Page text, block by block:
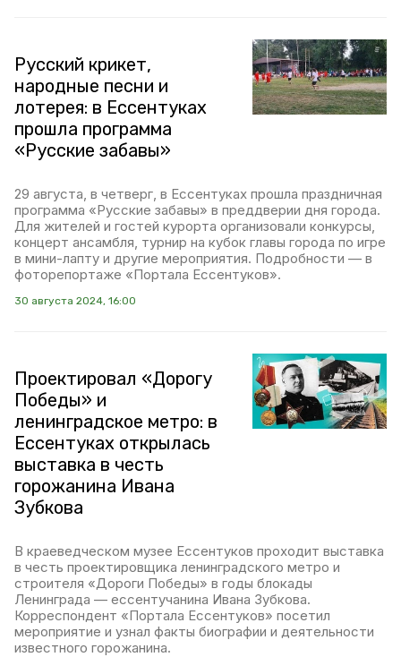
Русский крикет,
народные песни и
лотерея: в Ессентуках
прошла программа
«Русские забавы»
29 августа, в четверг, в Ессентуках прошла праздничная
программа «Русские забавы» в преддверии дня города.
Для жителей и гостей курорта организовали конкурсы,
концерт ансамбля, турнир на кубок главы города по игре
в мини-лапту и другие мероприятия. Подробности — в
фоторепортаже «Портала Ессентуков».
30 августа 2024, 16:00
Проектировал «Дорогу
Победы» и
ленинградское метро: в
Ессентуках открылась
выставка в честь
горожанина Ивана
Зубкова
В краеведческом музее Ессентуков проходит выставка
в честь проектировщика ленинградского метро и
строителя «Дороги Победы» в годы блокады
Ленинграда — ессентучанина Ивана Зубкова.
Корреспондент «Портала Ессентуков» посетил
мероприятие и узнал факты биографии и деятельности
известного горожанина.